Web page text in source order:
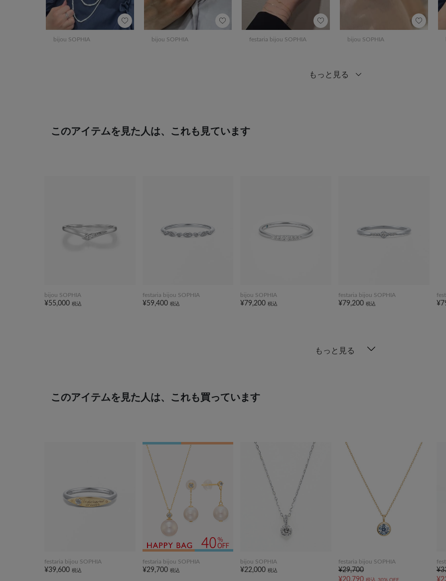
bijou SOPHIA bijou SOPHIA festaria bijou SOPHIA bijou SOPHIA
もっと見る
このアイテムを見た人は、これも見ています
bijou SOPHIA
¥55,000 税込
festaria bijou SOPHIA
¥59,400 税込
bijou SOPHIA
¥79,200税込
festaria bijou SOPHIA
¥79,200 税込
もっと見る
このアイテムを見た人は、これも買っています
festaria bijou SOPHIA
¥39,600 税込
festaria bijou SOPHIA
¥29,700 税込
bijou SOPHIA
¥22,000税込
festaria bijou SOPHIA
¥29,700
¥20,790 税込 30% OFF